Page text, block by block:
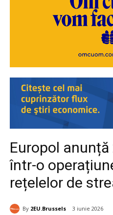
Europol
într-o
rețelelor de
By 2EU.Brussels 3 iunie 2026